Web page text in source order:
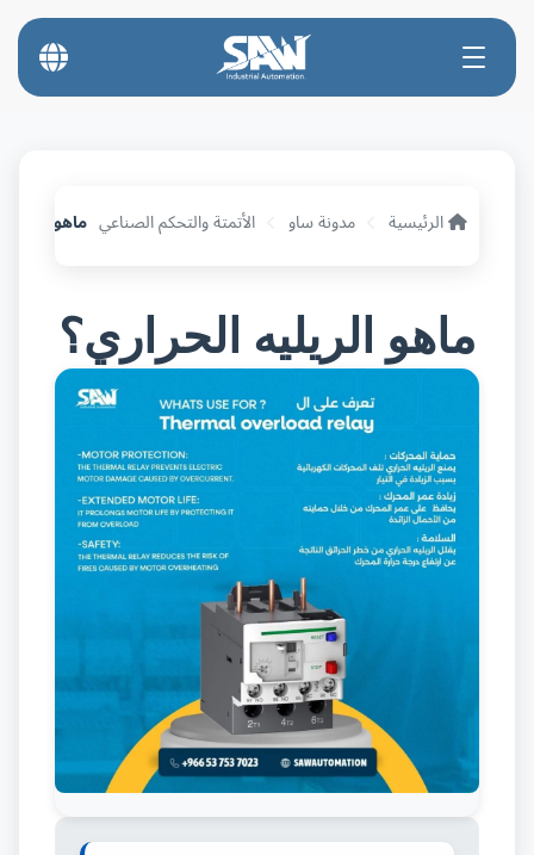
الرئيسية مدونة ساو الأتمتة والتحكم الصناعي ماهو
ماهو الريليه الحراري؟